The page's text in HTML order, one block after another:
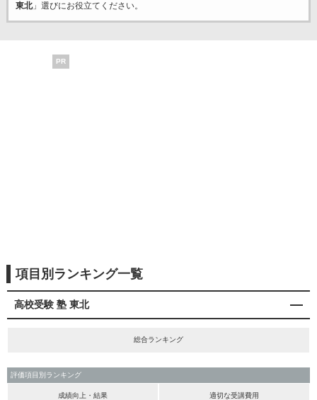
東北」選びにお役立てください。
PR
項目別ランキング一覧
高校受験 塾 東北
総合ランキング
評価項目別ランキング
成績向上・結果 適切な受講費用